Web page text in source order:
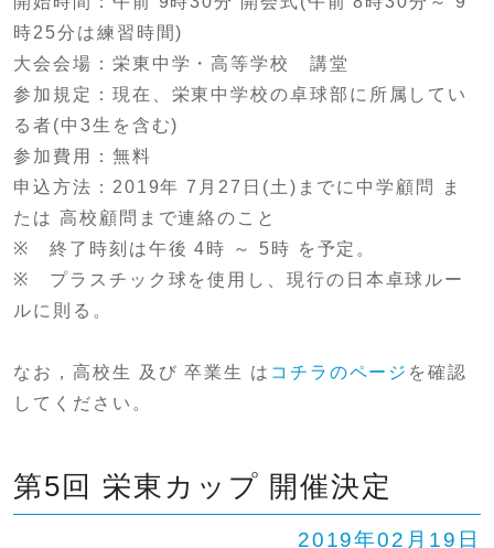
時25分は練習時間)
大会会場：栄東中学・高等学校 講堂
参加規定：現在、栄東中学校の卓球部に所属してい
る者(中3生を含む)
参加費用：無料
申込方法：2019年 7月27日(土)までに中学顧問 ま
たは 高校顧問まで連絡のこと
※ 終了時刻は午後 4時 ～ 5時 を予定。
※ プラスチック球を使用し、現行の日本卓球ルー
ルに則る。
なお，高校生 及び 卒業生 は コチラのページ を確認
してください。
第5回 栄東カップ 開催決定
2019年02月19日